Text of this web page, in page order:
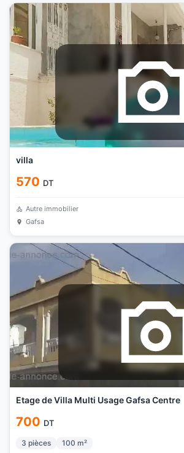
villa
570 DT
Autre immobilier
Gafsa
Etage de Villa Multi Usage Gafsa Centre
700 DT
3 pièces 100 m²